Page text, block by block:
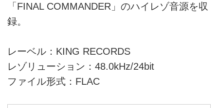
「FINAL COMMANDER」のハイレゾ音源を収
録。
レーベル：KING RECORDS
レゾリューション：48.0kHz/24bit
ファイル形式：FLAC